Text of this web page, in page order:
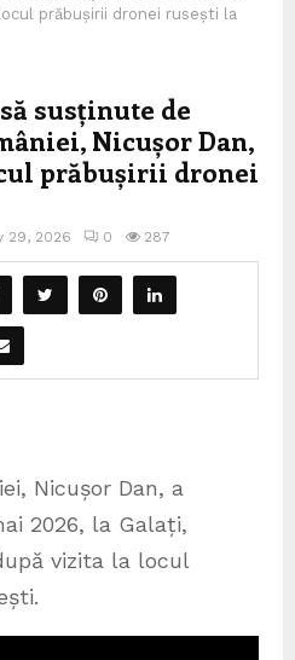
prăbușirii dronei rusești la
susținute de
Nicușor Dan,
prăbușirii dronei
29, 2026 0 287
Nicușor Dan, a
2026, la Galați,
vizita la locul